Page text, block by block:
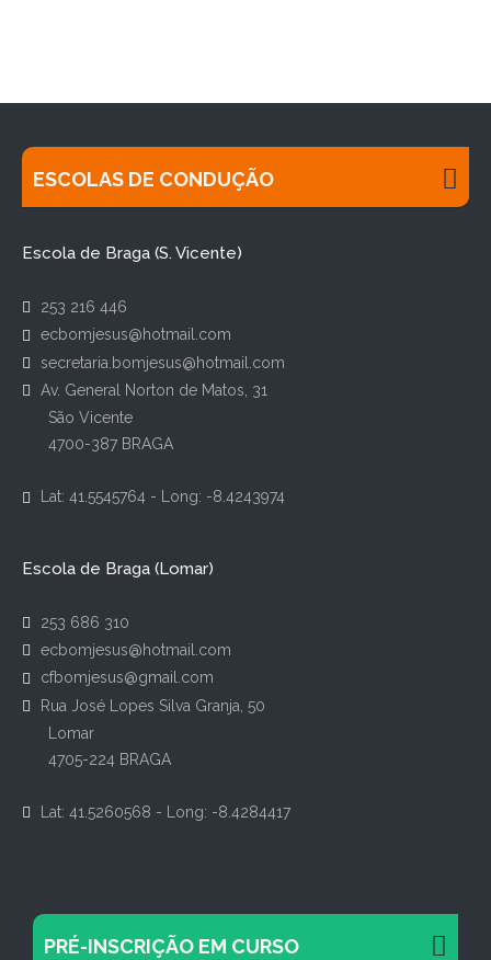
ESCOLAS DE CONDUÇÃO
Escola de Braga (S. Vicente)
253 216 446
ecbomjesus@hotmail.com
secretaria.bomjesus@hotmail.com
Av. General Norton de Matos, 31
São Vicente
4700-387 BRAGA
Lat: 41.5545764 - Long: -8.4243974
Escola de Braga (Lomar)
253 686 310
ecbomjesus@hotmail.com
cfbomjesus@gmail.com
Rua José Lopes Silva Granja, 50
Lomar
4705-224 BRAGA
Lat: 41.5260568 - Long: -8.4284417
PRÉ-INSCRIÇÃO EM CURSO